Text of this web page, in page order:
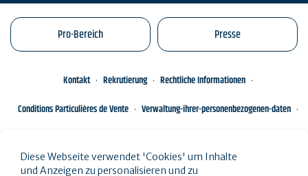
Pro-Bereich Presse
Kontakt Rekrutierung
Rechtliche Informationen
Conditions Particulières de Vente
Verwaltung-ihrer-personenbezogenen-daten
Diese Webseite verwendet 'Cookies' um Inhalte
und Anzeigen zu personalisieren und zu